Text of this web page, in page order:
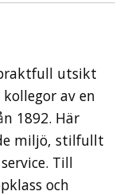
utsikt
av en
1892. Här
miljö, stilfullt
Till
och